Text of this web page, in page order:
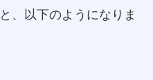
、以下のようになりま